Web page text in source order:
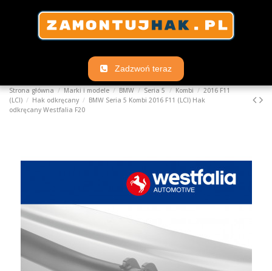
Zadzwoń teraz
Strona główna Marki i modele BMW Seria 5 Kombi
2016 F11
(LCI)
Hak odkręcany
BMW Seria 5 Kombi 2016 F11 (LCI) Hak
odkręcany Westfalia F20